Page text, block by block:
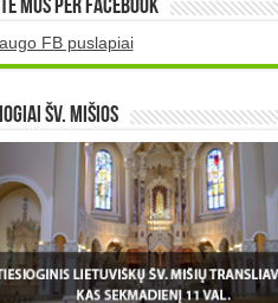
mus per Facebook
FB puslapiai
šv. MIŠIOS